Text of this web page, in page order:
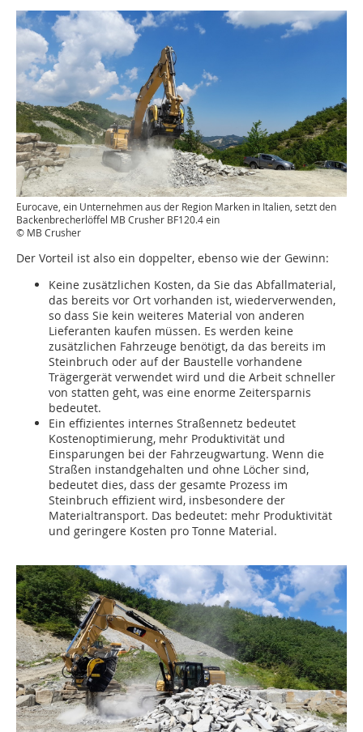
Eurocave, ein Unternehmen aus der Region Marken in Italien, setzt den
Backenbrecherlöffel MB Crusher BF120.4 ein
© MB Crusher
Der Vorteil ist also ein doppelter, ebenso wie der Gewinn:
Keine zusätzlichen Kosten, da Sie das Abfallmaterial,
das bereits vor Ort vorhanden ist, wiederverwenden,
so dass Sie kein weiteres Material von anderen
Lieferanten kaufen müssen. Es werden keine
zusätzlichen Fahrzeuge benötigt, da das bereits im
Steinbruch oder auf der Baustelle vorhandene
Trägergerät verwendet wird und die Arbeit schneller
von statten geht, was eine enorme Zeitersparnis
bedeutet.
Ein effizientes internes Straßennetz bedeutet
Kostenoptimierung, mehr Produktivität und
Einsparungen bei der Fahrzeugwartung. Wenn die
Straßen instandgehalten und ohne Löcher sind,
bedeutet dies, dass der gesamte Prozess im
Steinbruch effizient wird, insbesondere der
Materialtransport. Das bedeutet: mehr Produktivität
und geringere Kosten pro Tonne Material.